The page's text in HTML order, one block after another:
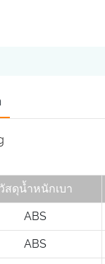
วัสดุน้ำหนักเบา
ABS
ABS